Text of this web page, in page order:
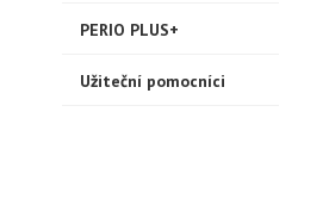
PERIO PLUS+
Užiteční pomocníci